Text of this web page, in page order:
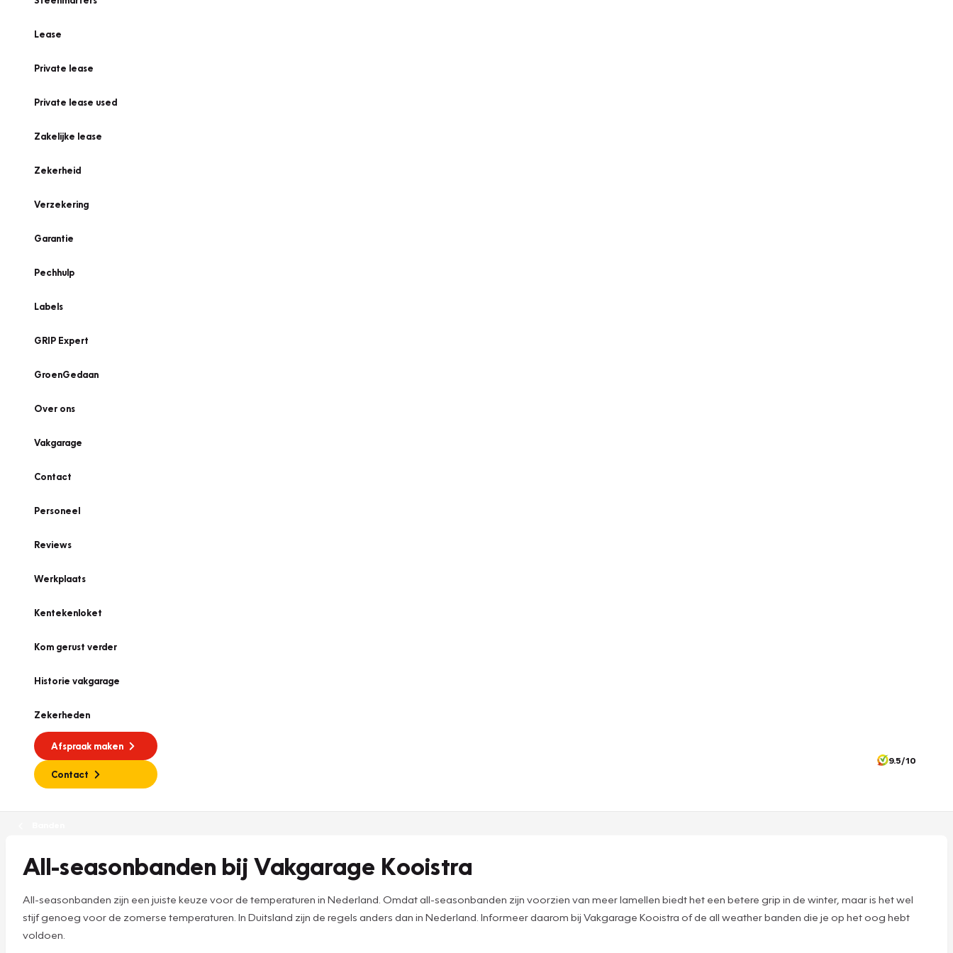
Lease
Private lease
Private lease used
Zakelijke lease
Zekerheid
Verzekering
Garantie
Pechhulp
Labels
GRIP Expert
GroenGedaan
Over ons
Vakgarage
Contact
Personeel
Reviews
Werkplaats
Kentekenloket
Kom gerust verder
Historie vakgarage
Zekerheden
Afspraak maken
Contact
9.5/10
All-seasonbanden bij Vakgarage Kooistra
All-seasonbanden zijn een juiste keuze voor de temperaturen in Nederland. Omdat all-seasonbanden zijn voorzien van meer lamellen biedt het een betere grip in de winter, maar is het wel
stijf genoeg voor de zomerse temperaturen. In Duitsland zijn de regels anders dan in Nederland. Informeer daarom bij Vakgarage Kooistra of de all weather banden die je op het oog hebt
voldoen.